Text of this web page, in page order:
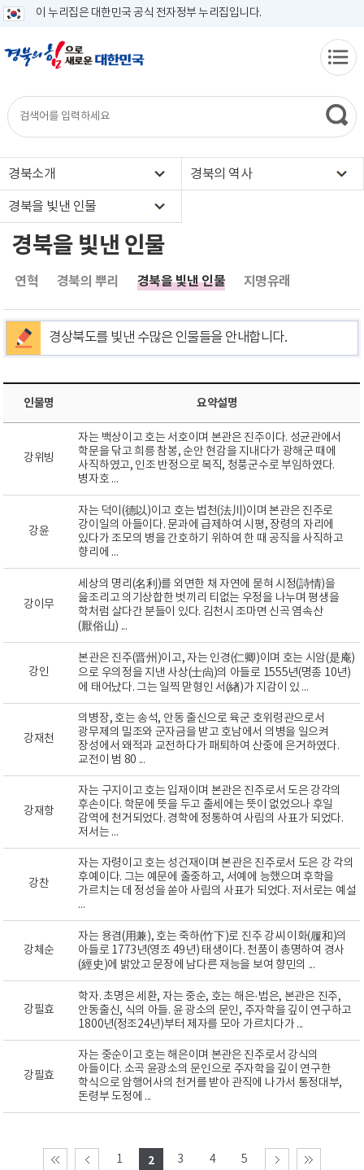
이 누리집은 대한민국 공식 전자정부 누리집입니다.
경북소개 경북의 역사
경북을 빛낸 인물
경북을 빛낸 인물
연혁 경북의 뿌리 경북을 빛낸 인물 지명유래
경상북도를 빛낸 수많은 인물들을 안내합니다.
인물명 요약설명
강위빙
자는 백상이고 호는 서호이며 본관은 진주이다. 성균관에서
학문을 닦고 희릉 참봉, 순안 현감을 지내다가 광해군 때에
사직하였고, 인조 반정으로 복직, 청풍군수로 부임하였다.
병자호 ...
강윤
자는 덕이(德以)이고 호는 법천(法川)이며 본관은 진주로
강이일의 아들이다. 문과에 급제하여 시평, 장령의 자리에
있다가 조모의 병을 간호하기 위하여 한 때 공직을 사직하고
향리에 ...
강이무
세상의 명리(名利)를 외면한 채 자연에 묻혀 시정(詩情)을
읊조리고 의기상합한 벗끼리 티없는 우정을 나누며 평생을
학처럼 살다간 분들이 있다. 김천시 조마면 신곡 염속산
(厭俗山) ...
강인
본관은 진주(晋州)이고, 자는 인경(仁卿)이며 호는 시암(是庵)
으로 우의정을 지낸 사상(士尙)의 아들로 1555년(명종 10년)
에 태어났다. 그는 일찍 맏형인 서(緖)가 지감이 있 ...
강재천
의병장, 호는 송석, 안동 출신으로 육군 호위령관으로서
광무제의 밀조와 군자금을 받고 호남에서 의병을 일으켜
장성에서 왜적과 교전하다가 패퇴하여 산중에 은거하였다.
교전이 범 80 ...
강재항
자는 구지이고 호는 입재이며 본관은 진주로서 도은 강각의
후손이다. 학문에 뜻을 두고 출세에는 뜻이 없었으나 후일
감역에 천거되었다. 경학에 정통하여 사림의 사표가 되었다.
저서는 ...
강찬
자는 자령이고 호는 성건재이며 본관은 진주로서 도은 강 각의
후예이다. 그는 예문에 출중하고, 서예에 능했으며 후학을
가르치는 데 정성을 쏟아 사림의 사표가 되었다. 저서로는 예설
...
강체순
자는 용겸(用兼), 호는 죽하(竹下)로 진주 강씨 이화(履和)의
아들로 1773년(영조 49년) 태생이다. 천품이 총명하여 경사
(經史)에 밝았고 문장에 남다른 재능을 보여 향민의 ...
강필효
학자. 초명은 세환, 자는 중순, 호는 해은·법은, 본관은 진주,
안동출신, 식의 아들. 윤 광소의 문인, 주자학을 깊이 연구하고
1800년(정조24년)부터 제자를 모아 가르치다가 ...
강필효
자는 중순이고 호는 해은이며 본관은 진주로서 강식의
아들이다. 소곡 윤광소의 문인으로 주자학을 깊이 연구한
학식으로 암행어사의 천거를 받아 관직에 나가서 통정대부,
돈령부 도정에 ...
1 2 3 4 5